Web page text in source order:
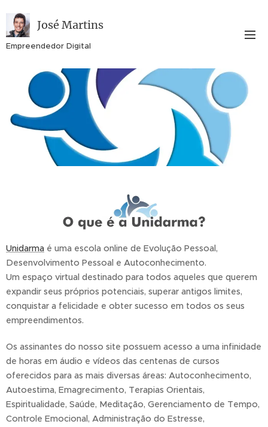
José Martins
Empreendedor Digital
Unidarma é uma escola online de Evolução Pessoal,
Desenvolvimento Pessoal e Autoconhecimento.
Um espaço virtual destinado para todos aqueles que querem
expandir seus próprios potenciais, superar antigos limites,
conquistar a felicidade e obter sucesso em todos os seus
empreendimentos.
Os assinantes do nosso site possuem acesso a uma infinidade
de horas em áudio e vídeos das centenas de cursos
oferecidos para as mais diversas áreas: Autoconhecimento,
Autoestima, Emagrecimento, Terapias Orientais,
Espiritualidade, Saúde, Meditação, Gerenciamento de Tempo,
Controle Emocional, Administração do Estresse,